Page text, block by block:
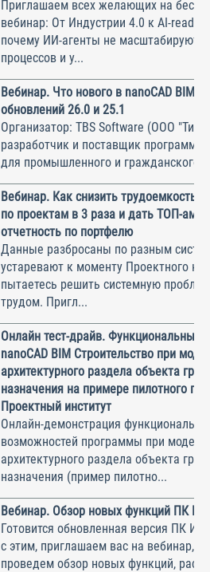
Приглашаем всех желающих на
вебинар: От Индустрии 4.0 к AI-ready
почему ИИ-агенты не
процессов и у...
Вебинар. Что нового в nanoCAD BIM
обновлений 26.0 и 25.1
Организатор: TBS Software (ООО
разработчик и поставщик
для промышленного и гражданского
Вебинар. Как снизить трудоемкость
по проектам в 3 раза и дать ТОП-ам
отчетность по портфелю
Данные разбросаны по разным
устаревают к моменту Проектного
пытаетесь решить системную
трудом. Пригл...
Онлайн тест-драйв. Функциональные
nanoCAD BIM Строительство при
архитектурного раздела объекта
назначения на примере пилотного
Проектный институт
Онлайн-демонстрация
возможностей программы при
архитектурного раздела объекта
назначения (пример пилотно...
Вебинар. Обзор новых функций ПК
Готовится обновленная версия ПК
с этим, приглашаем вас на вебинар,
проведем обзор новых функций,